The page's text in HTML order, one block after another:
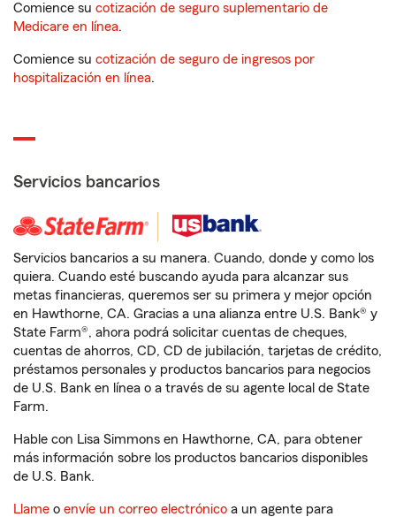
Comience su cotización de seguro suplementario de
Medicare en línea.
Comience su cotización de seguro de ingresos por
hospitalización en línea.
Servicios bancarios
Servicios bancarios a su manera. Cuando, donde y como los
quiera. Cuando esté buscando ayuda para alcanzar sus
metas financieras, queremos ser su primera y mejor opción
en Hawthorne, CA. Gracias a una alianza entre U.S. Bank® y
State Farm®, ahora podrá solicitar cuentas de cheques,
cuentas de ahorros, CD, CD de jubilación, tarjetas de crédito,
préstamos personales y productos bancarios para negocios
de U.S. Bank en línea o a través de su agente local de State
Farm.
Hable con Lisa Simmons en Hawthorne, CA, para obtener
más información sobre los productos bancarios disponibles
de U.S. Bank.
Llame o envíe un correo electrónico a un agente para